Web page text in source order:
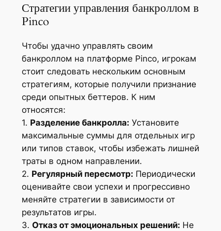
Стратегии управления банкроллом в
Pinco
Чтобы удачно управлять своим
банкроллом на платформе Pinco, игрокам
стоит следовать нескольким основным
стратегиям, которые получили признание
среди опытных беттеров. К ним
относятся:
1. Разделение банкролла: Установите
максимальные суммы для отдельных игр
или типов ставок, чтобы избежать лишней
траты в одном направлении.
2. Регулярный пересмотр: Периодически
оценивайте свои успехи и прогрессивно
меняйте стратегии в зависимости от
результатов игры.
3. Отказ от эмоциональных решений: Не